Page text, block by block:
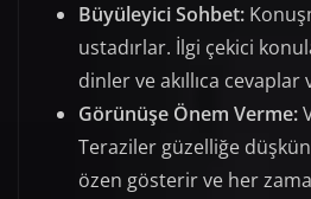
Büyüleyici Sohbet:
ustadırlar. İlgi çekici
dinler ve akıllıca cevaplar
Görünüşe Önem Verme:
Teraziler güzelliğe
özen gösterir ve her